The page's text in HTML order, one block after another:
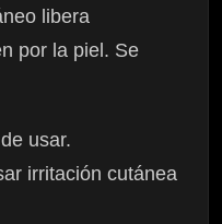
libera
por la piel. Se
usar.
irritación cutánea